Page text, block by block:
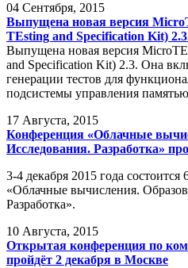
04 Сентября, 2015
Выпущена новая версия
TEsting and Specification Kit)
Выпущена новая версия
and Specification Kit) 2.3. Она
генерации тестов для
подсистемы управления
17 Августа, 2015
Конференция «Облачные
Исследования. Разработка»
3-4 декабря 2015 года
«Облачные вычисления.
Разработка».
10 Августа, 2015
Открытая конференция по
пройдёт 2 декабря в Москве